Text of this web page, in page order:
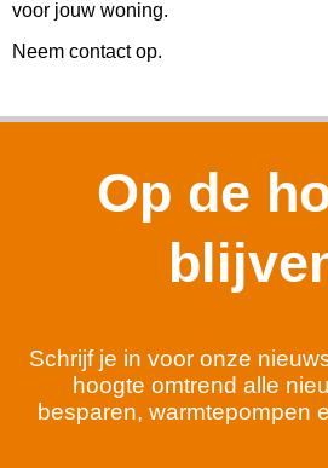
voor jouw woning.
Neem contact op.
Op de
Schrijf je in voor onze
hoogte omtrend alle
besparen, warmtepompen